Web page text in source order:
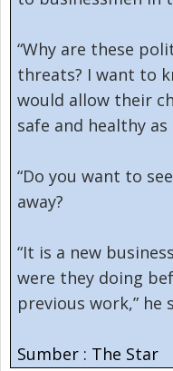
“Why are these
threats? I want to
would allow their
safe and healthy
“Do you want to
away?
“It is a new
were they doing
previous work,” he
Sumber : The Star